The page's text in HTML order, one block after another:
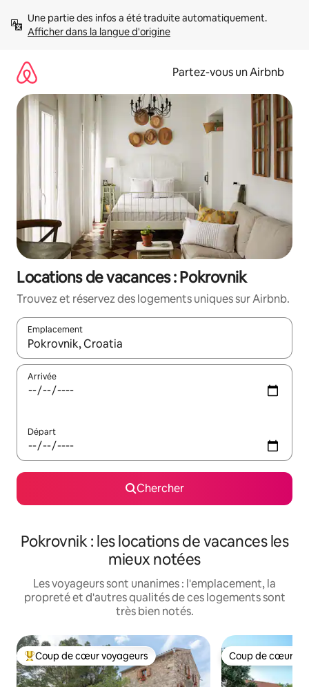
directement
Afficher dans la langue d'origine
Partez-vous un Airbnb
Locations de vacances : Pokrovnik
Trouvez et réservez des logements uniques sur Airbnb.
Emplacement
Quand les résultats sont affichés, parcourez-les en utilisant
Arrivée
Départ
Chercher
Pokrovnik : les locations de vacances les
mieux notées
Les voyageurs sont unanimes : l'emplacement, la
propreté et d'autres qualités de ces logements sont
très bien notés.
Coup de cœur voyageurs parmi les plus aimés
Coup de cœur voyageurs Coup de cœur
Coup de cœur